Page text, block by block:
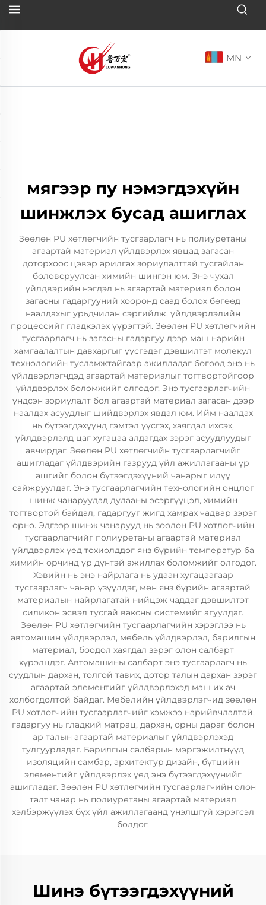
MN
мягээр пу нэмэгдэхүйн
шинжлэх бусад ашиглах
Зөөлөн PU хөтлөгчийн тусгаарлагч нь полиуретаны
агаартай материал үйлдвэрлэх явцад загасан
доторхоос цэвэр арилгах зориулалттай тусгайлан
боловсруулсан химийн шингэн юм. Энэ чухал
үйлдвэрийн нэгдэл нь агаартай материал болон
загасны гадаргууний хооронд саад болох бөгөөд
наалдахыг урьдчилан сэргийлж, үйлдвэрлэлийн
процессийг гладкэлэх үүрэгтэй. Зөөлөн PU хөтлөгчийн
тусгаарлагч нь загасны гадаргуу дээр маш нарийн
хамгаалалтын давхаргыг үүсгэдэг дэвшилтэт молекул
технологийн тусламжтайгаар ажилладаг бөгөөд энэ нь
үйлдвэрлэгчдэд агаартай материалыг тогтвортойгоор
үйлдвэрлэх боломжийг олгодог. Энэ тусгаарлагчийн
үндсэн зориулалт бол агаартай материал загасан дээр
наалдах асуудлыг шийдвэрлэх явдал юм. Ийм наалдах
нь бүтээгдэхүүнд гэмтэл үүсгэх, хаягдал ихсэх,
үйлдвэрлэлд цаг хугацаа алдагдах зэрэг асуудлуудыг
авчирдаг. Зөөлөн PU хөтлөгчийн тусгаарлагчийг
ашигладаг үйлдвэрийн газрууд үйл ажиллагааны үр
ашгийг болон бүтээгдэхүүний чанарыг илүү
сайжруулдаг. Энэ тусгаарлагчийн технологийн онцлог
шинж чанаруудад дулааны эсэргүүцэл, химийн
тогтвортой байдал, гадаргууг жигд хамрах чадвар зэрэг
орно. Эдгээр шинж чанарууд нь зөөлөн PU хөтлөгчийн
тусгаарлагчийг полиуретаны агаартай материал
үйлдвэрлэх үед тохиолддог янз бүрийн температур ба
химийн орчинд үр дүнтэй ажиллах боломжийг олгодог.
Хэвийн нь энэ найрлага нь удаан хугацаагаар
тусгаарлагч чанар үзүүлдэг, мөн янз бүрийн агаартай
материалын найрлагатай нийцэж чаддаг дэвшилтэт
силикон эсвэл тусгай ваксны системийг агуулдаг.
Зөөлөн PU хөтлөгчийн тусгаарлагчийн хэрэглээ нь
автомашин үйлдвэрлэл, мебель үйлдвэрлэл, барилгын
материал, боодол хаягдал зэрэг олон салбарт
хүрэлцдэг. Автомашины салбарт энэ тусгаарлагч нь
суудлын дархан, толгой тавих, дотор талын дархан зэрэг
агаартай элементийг үйлдвэрлэхэд маш их ач
холбогдолтой байдаг. Мебелийн үйлдвэрлэгчид зөөлөн
PU хөтлөгчийн тусгаарлагчийг хэмжээ нарийвчлалтай,
гадаргуу нь гладкий матрац, дархан, орны дараг болон
ар талын агаартай материалыг үйлдвэрлэхэд
тулгуурладаг. Барилгын салбарын мэргэжилтнүүд
изоляцийн самбар, архитектур дизайн, бүтцийн
элементийг үйлдвэрлэх үед энэ бүтээгдэхүүнийг
ашигладаг. Зөөлөн PU хөтлөгчийн тусгаарлагчийн олон
талт чанар нь полиуретаны агаартай материал
хэлбэржүүлэх бүх үйл ажиллагаанд үнэлшгүй хэрэгсэл
болдог.
Шинэ бүтээгдэхүүний